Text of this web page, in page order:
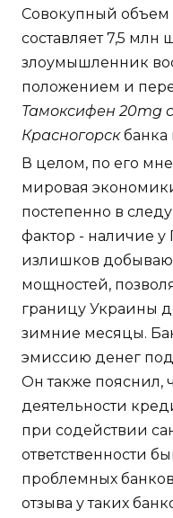
Совокупный объем
составляет 7,5 млн
злоумышленник
положением и
Тамоксифен 20mg
Красногорскбанка
В целом, по его
мировая
постепенно в
фактор - наличие у
излишков
мощностей,
границу Украины
зимние месяцы.
эмиссию денег под
Он также пояснил,
деятельности
при содействии
ответственности
проблемных
отзыва у таких